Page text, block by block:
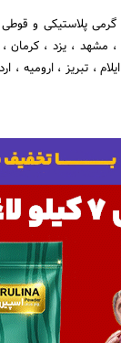
برای خرید انواع قوطی کرم 90 گرمی
مشهد ، یزد ، کرمان ،
، تبریز ، ارومیه ،